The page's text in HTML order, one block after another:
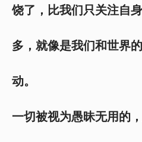
饶了，比我们只关注自
多，就像是我们和世界
动。
一切被视为愚昧无用的